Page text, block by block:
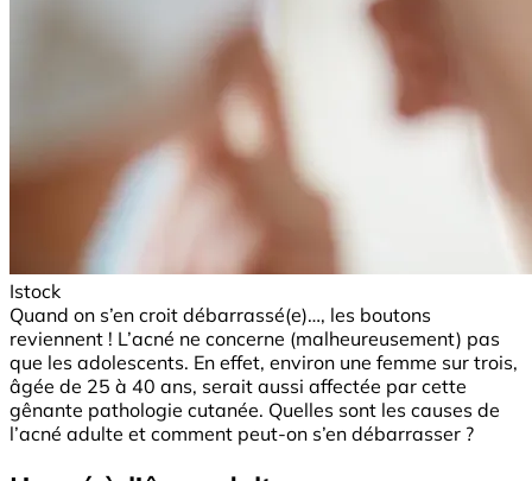
Istock
Quand on s’en croit débarrassé(e)…, les boutons
reviennent ! L’acné ne concerne (malheureusement) pas
que les adolescents. En effet, environ une femme sur trois,
âgée de 25 à 40 ans, serait aussi affectée par cette
gênante pathologie cutanée. Quelles sont les causes de
l’acné adulte et comment peut-on s’en débarrasser ?